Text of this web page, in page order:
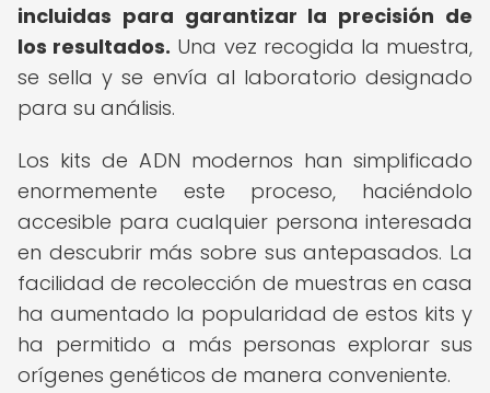
incluidas para garantizar la precisión de
los resultados. Una vez recogida la muestra,
se sella y se envía al laboratorio designado
para su análisis.
Los kits de ADN modernos han simplificado
enormemente este proceso, haciéndolo
accesible para cualquier persona interesada
en descubrir más sobre sus antepasados. La
facilidad de recolección de muestras en casa
ha aumentado la popularidad de estos kits y
ha permitido a más personas explorar sus
orígenes genéticos de manera conveniente.